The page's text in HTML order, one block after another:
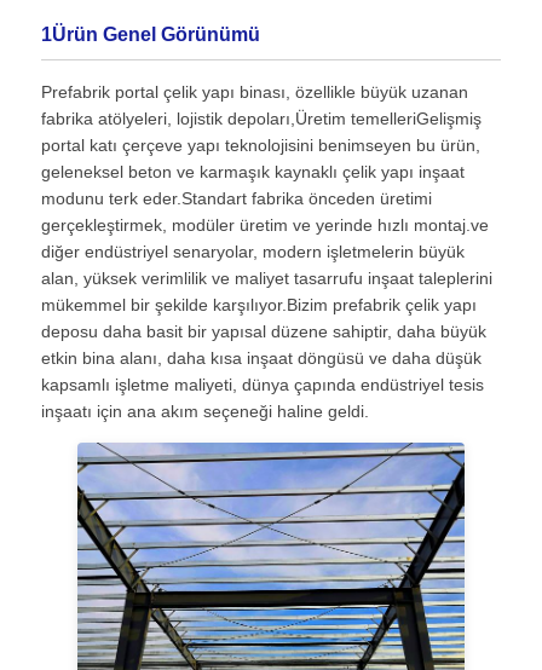
Ev
Ürünler
Hakkımızda
Fabrika turu
Kalite Kontrol
Bizimle İletişim
1Ürün Genel Görünümü
Prefabrik portal çelik yapı binası, özellikle büyük uzanan
fabrika atölyeleri, lojistik depoları,Üretim temelleriGelişmiş
portal katı çerçeve yapı teknolojisini benimseyen bu ürün,
geleneksel beton ve karmaşık kaynaklı çelik yapı inşaat
modunu terk eder.Standart fabrika önceden üretimi
gerçekleştirmek, modüler üretim ve yerinde hızlı montaj.ve
diğer endüstriyel senaryolar, modern işletmelerin büyük
alan, yüksek verimlilik ve maliyet tasarrufu inşaat taleplerini
mükemmel bir şekilde karşılıyor.Bizim prefabrik çelik yapı
deposu daha basit bir yapısal düzene sahiptir, daha büyük
etkin bina alanı, daha kısa inşaat döngüsü ve daha düşük
kapsamlı işletme maliyeti, dünya çapında endüstriyel tesis
inşaatı için ana akım seçeneği haline geldi.